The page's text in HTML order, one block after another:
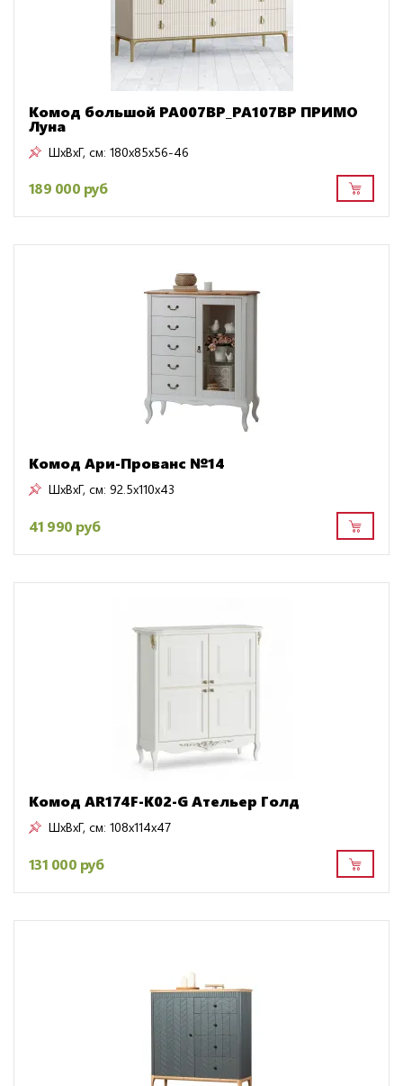
Комод большой PA007BP_PA107BP ПРИМО
Луна
ШxВxГ, см: 180x85x56-46
189 000 руб
Комод Ари-Прованс №14
ШxВxГ, см: 92.5x110x43
41 990 руб
Комод AR174F-K02-G Ательер Голд
ШxВxГ, см: 108x114x47
131 000 руб